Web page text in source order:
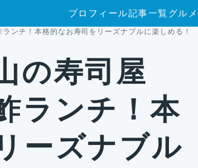
プロフィール記事一覧グルメ
ンチ！本格的なお寿司をリーズナブルに楽しめる！
の寿司屋
ランチ！本
ーズナブル